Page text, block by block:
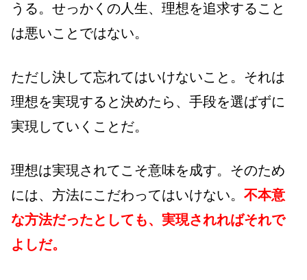
うる。せっかくの人生、理想を追求すること
は悪いことではない。
ただし決して忘れてはいけないこと。それは
理想を実現すると決めたら、手段を選ばずに
実現していくことだ。
理想は実現されてこそ意味を成す。そのため
には、方法にこだわってはいけない。 不本意
な方法だったとしても、実現されればそれで
よしだ。